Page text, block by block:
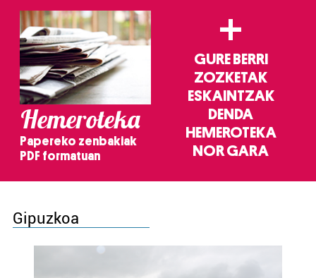
Hemeroteka
Papereko zenbakiak
PDF formatuan
+
GURE BERRI
ZOZKETAK
ESKAINTZAK
DENDA
HEMEROTEKA
NOR GARA
Gipuzkoa